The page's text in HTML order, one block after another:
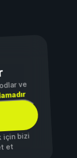
ve
için bizi
et